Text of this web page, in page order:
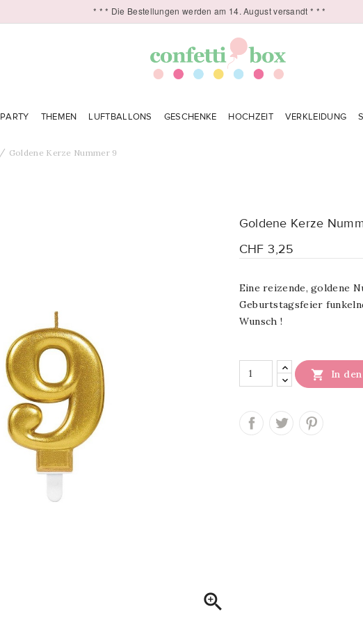
* * * Die Bestellungen werden am 14. August versandt * * *
PARTY THEMEN LUFTBALLONS GESCHENKE HOCHZEIT VERKLEIDUNG
Goldene Kerze Nummer 9

Goldene Kerze
CHF 3,25
Eine reizende, goldene
Geburtstagsfeier
Wunsch !
 In